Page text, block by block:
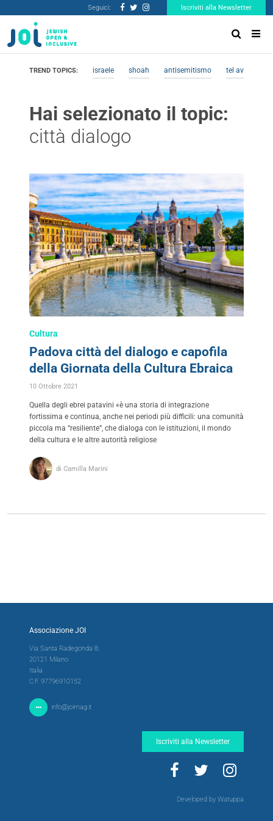
Seguici: Iscriviti alla Newsletter
TREND TOPICS: israele shoah antisemitismo tel aviv
Hai selezionato il topic:
città dialogo
Cultura
Padova città del dialogo e capofila
della Giornata della Cultura Ebraica
10 Ottobre 2021
Quella degli ebrei patavini «è una storia di integrazione
fortissima e continua, anche nei periodi più difficili: una comunità
piccola ma “resiliente”, che dialoga con le istituzioni, il mondo
della cultura e le altre autorità religiose
di Camilla Marini
Associazione JOI
Via Santa Radegonda 8,
20121 Milano
Italia
C.F. 97796910152
info@joimag.it
Iscriviti alla Newsletter
Developed by Watuppa